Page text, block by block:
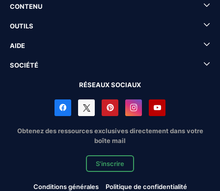
CONTENU
OUTILS
AIDE
SOCIÉTÉ
RÉSEAUX SOCIAUX
Obtenez des ressources exclusives directement dans votre
boîte mail
S'inscrire
Conditions générales
Politique de confidentialité